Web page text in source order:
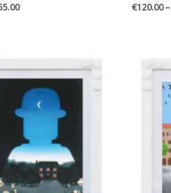
€120.00–